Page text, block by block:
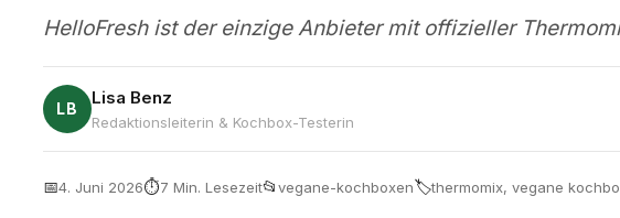
HelloFresh ist der einzige Anbieter mit offizieller
LB
Lisa Benz
Redaktionsleiterin & Kochbox-Testerin
📅4. Juni 2026⏱7 Min. Lesezeit📂vegane-kochboxen🏷thermomix, vegane